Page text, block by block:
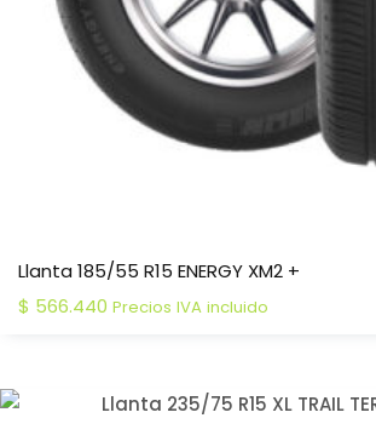
Llanta 185/55 R15 ENERGY XM2 +
$ 566.440 Precios IVA incluido